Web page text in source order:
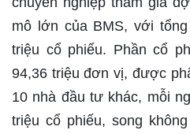
mô lớn của BMS, với
triệu cổ phiếu. Phần cổ
94,36 triệu đơn vị, được
10 nhà đầu tư khác, mỗi
triệu cổ phiếu, song